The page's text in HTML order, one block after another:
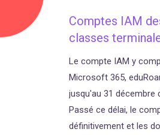
Comptes IAM
classes
Le compte IAM y
Microsoft 365,
jusqu'au 31 décembre
Passé ce délai, le
définitivement et les